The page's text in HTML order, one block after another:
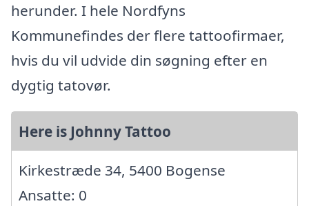
herunder. I hele Nordfyns
Kommunefindes der flere tattoofirmaer,
hvis du vil udvide din søgning efter en
dygtig tatovør.
Here is Johnny Tattoo
Kirkestræde 34, 5400 Bogense
Ansatte: 0